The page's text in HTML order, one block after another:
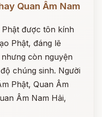
Quan Âm Nam
được tôn kính
Phật, đáng lẽ
còn nguyện
chúng sinh. Người
Phật, Quan Âm
Âm Nam Hải,